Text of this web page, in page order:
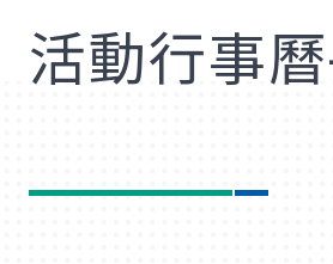
活動行事曆